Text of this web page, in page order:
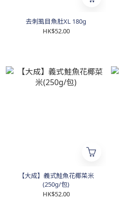
去刺虱目魚肚XL 180g
HK$52.00
【大成】義式鮭魚花椰菜米
(250g/包)
HK$52.00